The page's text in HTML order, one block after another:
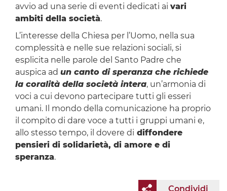
avvio ad una serie di eventi dedicati ai vari
ambiti della società.
L’interesse della Chiesa per l’Uomo, nella sua
complessità e nelle sue relazioni sociali, si
esplicita nelle parole del Santo Padre che
auspica ad un canto di speranza che richiede
la coralità della società intera, un’armonia di
voci a cui devono partecipare tutti gli esseri
umani. Il mondo della comunicazione ha proprio
il compito di dare voce a tutti i gruppi umani e,
allo stesso tempo, il dovere di diffondere
pensieri di solidarietà, di amore e di
speranza.
Condividi